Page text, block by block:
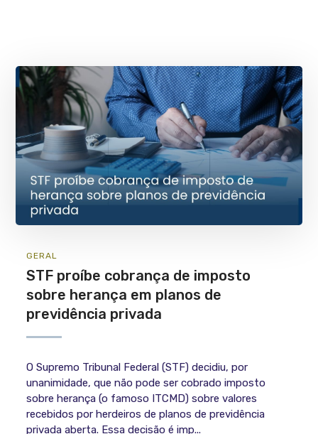
GERAL
STF proíbe cobrança de imposto
sobre herança em planos de
previdência privada
O Supremo Tribunal Federal (STF) decidiu, por
unanimidade, que não pode ser cobrado imposto
sobre herança (o famoso ITCMD) sobre valores
recebidos por herdeiros de planos de previdência
privada aberta. Essa decisão é imp...